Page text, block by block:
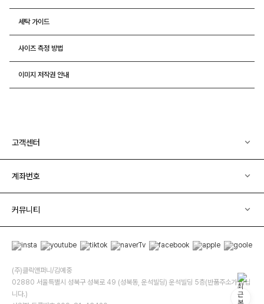
세탁 가이드
사이즈 측정 방법
이미지 저작권 안내
고객센터
계좌번호
커뮤니티
(주)클릭앤퍼니/김예중
02880 서울특별시 성북구 성북로 49 (성북동, 운석빌딩) 운석빌딩 5층(반품주소가 아닙
니다.)